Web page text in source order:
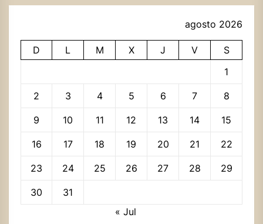
agosto 2026
D L M X J V
S
1
2 3 4 5 6 7 8
9 10 11 12 13 14 15
16 17 18 19 20 21 22
23 24 25 26 27 28 29
30
31
« Jul